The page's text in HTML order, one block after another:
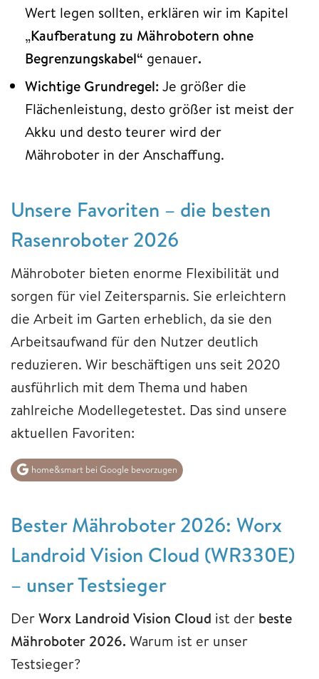
Wert legen sollten, erklären wir im Kapitel
„Kaufberatung zu Mährobotern ohne
Begrenzungskabel“ genauer.
Wichtige Grundregel: Je größer die
Flächenleistung, desto größer ist meist der
Akku und desto teurer wird der
Mähroboter in der Anschaffung.
Unsere Favoriten – die besten
Rasenroboter 2026
Mähroboter bieten enorme Flexibilität und
sorgen für viel Zeitersparnis. Sie erleichtern
die Arbeit im Garten erheblich, da sie den
Arbeitsaufwand für den Nutzer deutlich
reduzieren. Wir beschäftigen uns seit 2020
ausführlich mit dem Thema und haben
zahlreiche Modellegetestet. Das sind unsere
aktuellen Favoriten:
home&smart bei Google bevorzugen
Bester Mähroboter 2026: Worx
Landroid Vision Cloud (WR330E)
– unser Testsieger
DerWorx Landroid Vision Cloud ist der beste
Mähroboter 2026. Warum ist er unser
Testsieger?